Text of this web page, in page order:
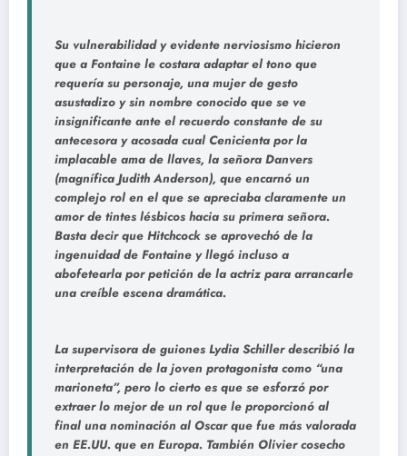
Su vulnerabilidad y evidente nerviosismo hicieron
que a Fontaine le costara adaptar el tono que
requería su personaje, una mujer de gesto
asustadizo y sin nombre conocido que se ve
insignificante ante el recuerdo constante de su
antecesora y acosada cual Cenicienta por la
implacable ama de llaves, la señora Danvers
(magnífica Judith Anderson), que encarnó un
complejo rol en el que se apreciaba claramente un
amor de tintes lésbicos hacia su primera señora.
Basta decir que Hitchcock se aprovechó de la
ingenuidad de Fontaine y llegó incluso a
abofetearla por petición de la actriz para arrancarle
una creíble escena dramática.
La supervisora de guiones Lydia Schiller describió la
interpretación de la joven protagonista como “una
marioneta”, pero lo cierto es que se esforzó por
extraer lo mejor de un rol que le proporcionó al
final una nominación al Oscar que fue más valorada
en EE.UU. que en Europa. También Olivier cosecho